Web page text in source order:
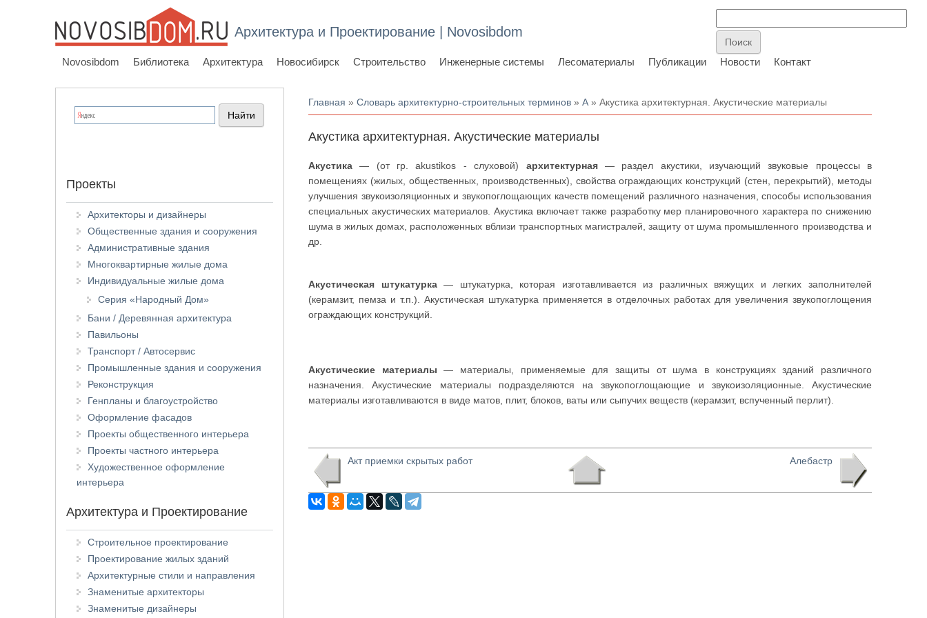
Архитектура и Проектирование | Novosibdom
Novosibdom Библиотека Архитектура Новосибирск Строительство Инженерные системы Лесоматериалы Публикации Новости Контакт
Вы здесь
Главная »Словарь архитектурно-строительных терминов »А » Акустика архитектурная. Акустические материалы
Акустика архитектурная. Акустические материалы
Акустика — (от гр. akustikos - слуховой) архитектурная— раздел акустики, изучающий звуковые процессы в
помещениях (жилых, общественных, производственных), свойства ограждающих конструкций (стен, перекрытий), методы
улучшения звукоизоляционных и звукопоглощающих качеств помещений различного назначения, способы использования
специальных акустических материалов. Акустика включает также разработку мер планировочного характера по снижению
шума в жилых домах, расположенных вблизи транспортных магистралей, защиту от шума промышленного производства и
др.
Акустическая штукатурка— штукатурка, которая изготавливается из различных вяжущих и легких заполнителей
(керамзит, пемза и т.п.). Акустическая штукатурка применяется в отделочных работах для увеличения звукопоглощения
ограждающих конструкций.
Акустические материалы — материалы, применяемые для защиты от шума в конструкциях зданий различного
назначения. Акустические материалы подразделяются на звукопоглощающие и звукоизоляционные. Акустические
материалы изготавливаются в виде матов, плит, блоков, ваты или сыпучих веществ (керамзит, вспученный перлит).
Акт приемки скрытых работ Алебастр
Проекты
Архитекторы и дизайнеры
Общественные здания и сооружения
Административные здания
Многоквартирные жилые дома
Индивидуальные жилые дома
Серия «Народный Дом»
Бани / Деревянная архитектура
Павильоны
Транспорт / Автосервис
Промышленные здания и сооружения
Реконструкция
Генпланы и благоустройство
Оформление фасадов
Проекты общественного интерьера
Проекты частного интерьера
Художественное оформление
интерьера
Архитектура и Проектирование
Строительное проектирование
Проектирование жилых зданий
Архитектурные стили и направления
Знаменитые архитекторы
Знаменитые дизайнеры